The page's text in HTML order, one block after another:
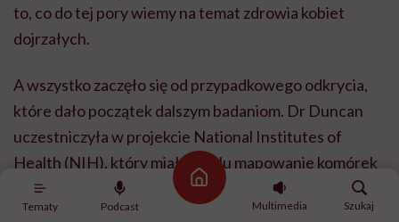
Tematy Podcast
Strona główna
Multimedia
Szukaj
to, co do tej pory wiemy na temat zdrowia kobiet
dojrzałych.
A wszystko zaczęło się od przypadkowego odkrycia,
które dało początek dalszym badaniom. Dr Duncan
uczestniczyła w projekcie National Institutes of
Health (NIH), który miał na celu mapowanie komórek
senescentnych. Są to takie komórki, które już
przestały się dzielić, ale wciąż są aktywne